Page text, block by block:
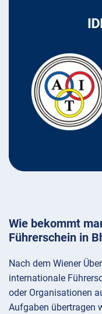
Wie bekommt
Führerschein in
Nach dem Wiener
internationale
oder Organisationen
Aufgaben übertragen